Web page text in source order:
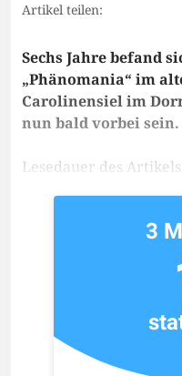
Artikel teilen:
Sechs Jahre befand
„Phänomania“ im
Carolinensiel im
nun bald vorbei sein.
Lesedauer des
3